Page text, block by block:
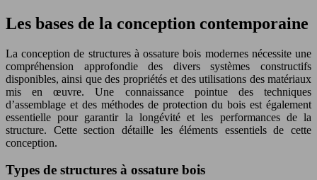
Les bases de la conception contemporaine
La conception de structures à ossature bois modernes nécessite une
compréhension approfondie des divers systèmes constructifs
disponibles, ainsi que des propriétés et des utilisations des matériaux
mis en œuvre. Une connaissance pointue des techniques
d’assemblage et des méthodes de protection du bois est également
essentielle pour garantir la longévité et les performances de la
structure. Cette section détaille les éléments essentiels de cette
conception.
Types de structures à ossature bois